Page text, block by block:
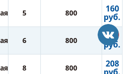
5 800 160
руб.
6 800 171
руб.
8 800 208